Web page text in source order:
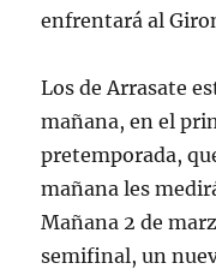
enfrentará al
Los de Arrasate
mañana, en el
pretemporada,
mañana les
Mañana 2 de
semifinal, un